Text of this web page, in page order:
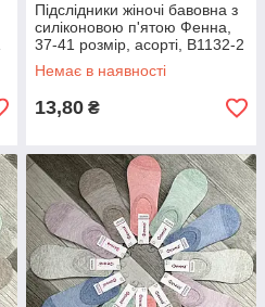
Підслідники жіночі бавовна з
силіконовою п'ятою Фенна,
37-41 розмір, асорті, В1132-2
Немає в наявності
13,80 ₴